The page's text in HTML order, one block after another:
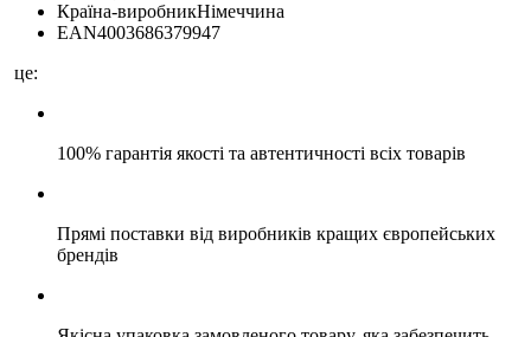
Країна-виробникНімеччина
EAN4003686379947
це:
100% гарантія якості та автентичності всіх товарів
Прямі поставки від виробників кращих європейських
брендів